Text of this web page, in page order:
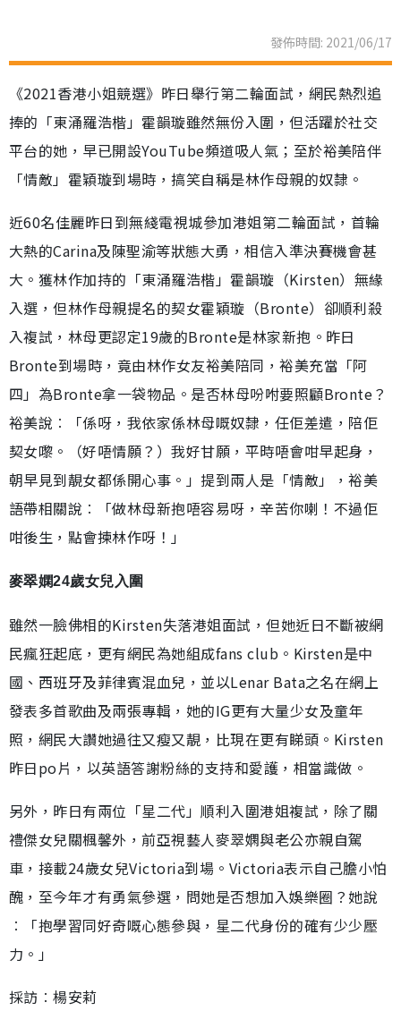
發佈時間: 2021/06/17
《2021香港小姐競選》昨日舉行第二輪面試，網民熱烈追
捧的「東涌羅浩楷」霍韻璇雖然無份入圍，但活躍於社交
平台的她，早已開設YouTube頻道吸人氣；至於裕美陪伴
「情敵」霍穎璇到場時，搞笑自稱是林作母親的奴隸。
近60名佳麗昨日到無綫電視城參加港姐第二輪面試，首輪
大熱的Carina及陳聖渝等狀態大勇，相信入準決賽機會甚
大。獲林作加持的「東涌羅浩楷」霍韻璇（Kirsten）無緣
入選，但林作母親提名的契女霍穎璇（Bronte）卻順利殺
入複試，林母更認定19歲的Bronte是林家新抱。昨日
Bronte到場時，竟由林作女友裕美陪同，裕美充當「阿
四」為Bronte拿一袋物品。是否林母吩咐要照顧Bronte？
裕美說︰「係呀，我依家係林母嘅奴隸，任佢差遣，陪佢
契女嚟。（好唔情願？）我好甘願，平時唔會咁早起身，
朝早見到靚女都係開心事。」提到兩人是「情敵」，裕美
語帶相關說︰「做林母新抱唔容易呀，辛苦你喇！不過佢
咁後生，點會揀林作呀！」
麥翠嫻24歲女兒入圍
雖然一臉佛相的Kirsten失落港姐面試，但她近日不斷被網
民瘋狂起底，更有網民為她組成fans club。Kirsten是中
國、西班牙及菲律賓混血兒，並以Lenar Bata之名在網上
發表多首歌曲及兩張專輯，她的IG更有大量少女及童年
照，網民大讚她過往又瘦又靚，比現在更有睇頭。Kirsten
昨日po片，以英語答謝粉絲的支持和愛護，相當識做。
另外，昨日有兩位「星二代」順利入圍港姐複試，除了關
禮傑女兒關楓馨外，前亞視藝人麥翠嫻與老公亦親自駕
車，接載24歲女兒Victoria到場。Victoria表示自己膽小怕
醜，至今年才有勇氣參選，問她是否想加入娛樂圈？她說
︰「抱學習同好奇嘅心態參與，星二代身份的確有少少壓
力。」
採訪︰楊安莉